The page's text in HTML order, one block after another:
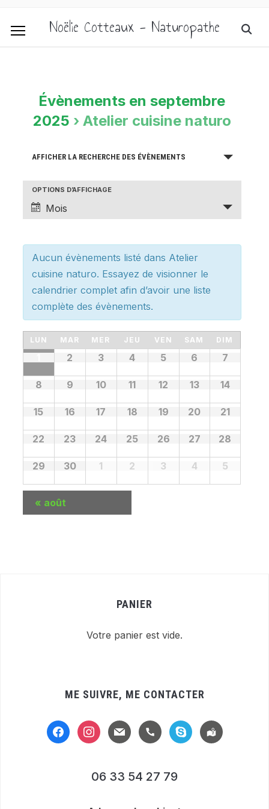
Noëlie Cotteaux - Naturopathe
Évènements en septembre
2025 › Atelier cuisine naturo
Recherche
navigation
de
Évènements
AFFICHER LA RECHERCHE DES ÉVÈNEMENTS
Navigation
de
évènement
OPTIONS D’AFFICHAGE
Mois
Aucun évènements listé dans Atelier
cuisine naturo. Essayez de visionner le
calendrier complet afin d’avoir une liste
complète des évènements.
Calendrier
de
Évènements
Calendrier
Évènements
LUN MAR MER JEU VEN SAM DIM
2 3 4 5 6 7
8 9 10 11 12 13 14
15 16 17 18 19 20 21
22 23 24 25 26 27 28
29 30 1 2 3 4 5
« août
PANIER
Votre panier est vide.
ME SUIVRE, ME CONTACTER
facebookinstagram
mail handsetskype
location-
alt
06 33 54 27 79